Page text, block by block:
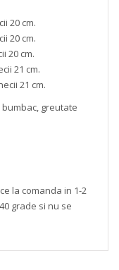
20 cm.
20 cm.
20 cm.
21 cm.
21 cm.
bumbac, greutate
la comanda in 1-2
grade si nu se